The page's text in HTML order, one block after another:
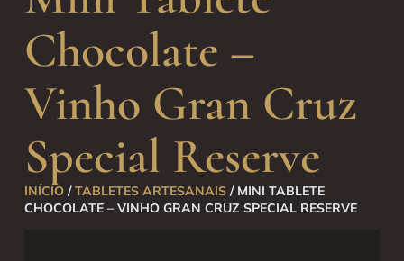
Chocolate –
Vinho Gran Cruz
Special Reserve
INÍCIO/TABLETES ARTESANAIS/ MINI TABLETE
CHOCOLATE – VINHO GRAN CRUZ SPECIAL RESERVE